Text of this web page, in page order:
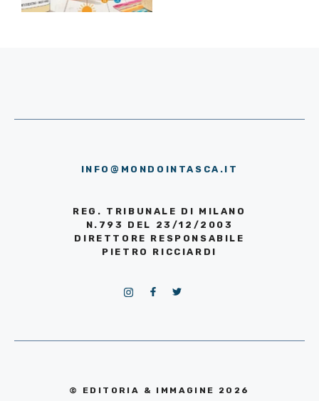
INFO@MONDOINTASCA.IT
REG. TRIBUNALE DI MILANO
N.793 DEL 23/12/2003
DIRETTORE RESPONSABILE
PIETRO RICCIARDI
© EDITORIA & IMMAGINE 2026